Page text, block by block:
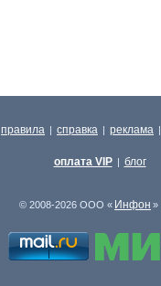
правила | справка | реклама |
оплата VIP | блог
© 2008-2026 ООО « Инфон »